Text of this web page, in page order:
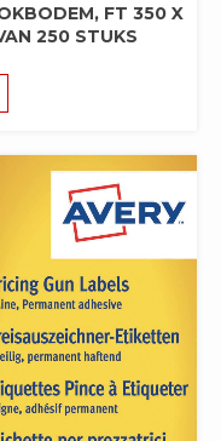
FT 350 X
250 STUKS